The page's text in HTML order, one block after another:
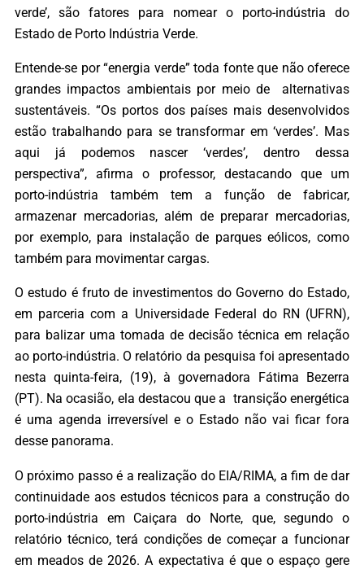
verde’, são fatores para nomear o porto-indústria do
Estado de Porto Indústria Verde.
Entende-se por “energia verde” toda fonte que não oferece
grandes impactos ambientais por meio de alternativas
sustentáveis. “Os portos dos países mais desenvolvidos
estão trabalhando para se transformar em ‘verdes’. Mas
aqui já podemos nascer ‘verdes’, dentro dessa
perspectiva”, afirma o professor, destacando que um
porto-indústria também tem a função de fabricar,
armazenar mercadorias, além de preparar mercadorias,
por exemplo, para instalação de parques eólicos, como
também para movimentar cargas.
O estudo é fruto de investimentos do Governo do Estado,
em parceria com a Universidade Federal do RN (UFRN),
para balizar uma tomada de decisão técnica em relação
ao porto-indústria. O relatório da pesquisa foi apresentado
nesta quinta-feira, (19), à governadora Fátima Bezerra
(PT). Na ocasião, ela destacou que a transição energética
é uma agenda irreversível e o Estado não vai ficar fora
desse panorama.
O próximo passo é a realização do EIA/RIMA, a fim de dar
continuidade aos estudos técnicos para a construção do
porto-indústria em Caiçara do Norte, que, segundo o
relatório técnico, terá condições de começar a funcionar
em meados de 2026. A expectativa é que o espaço gere